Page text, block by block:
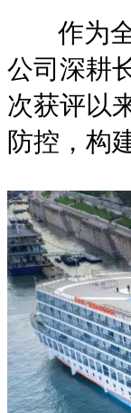
作为全
公司深耕
次获评以
防控，构